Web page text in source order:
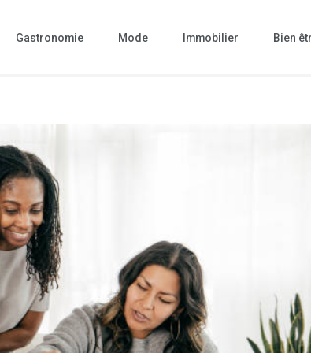
Gastronomie Mode Immobilier Bien